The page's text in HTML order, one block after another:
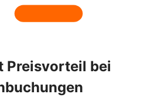
Preisvorteil bei